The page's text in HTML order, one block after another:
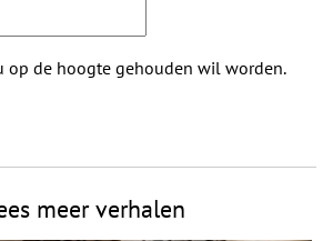
op de hoogte gehouden wil worden.
meer verhalen